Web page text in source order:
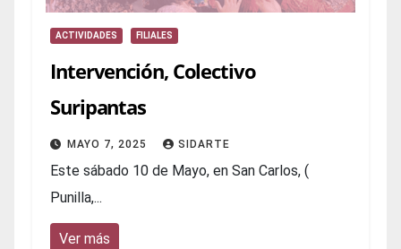
ACTIVIDADES FILIALES
Intervención, Colectivo
Suripantas
MAYO 7, 2025 SIDARTE
Este sábado 10 de Mayo, en San Carlos, (
Punilla,...
Ver más